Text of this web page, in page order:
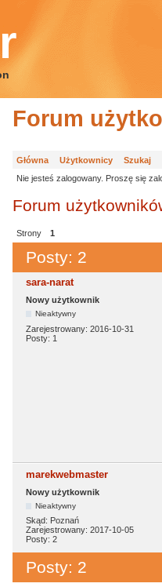
Forum
Główna Użytkownicy
Szukaj
Nie jesteś zalogowany. Proszę się
Forum
Strony 1
Posty: 2
sara-narat
Nowy użytkownik
Nieaktywny
Zarejestrowany: 2016-10-31
Posty: 1
marekwebmaster
Nowy użytkownik
Nieaktywny
Skąd: Poznań
Zarejestrowany: 2017-10-05
Posty: 2
Posty: 2